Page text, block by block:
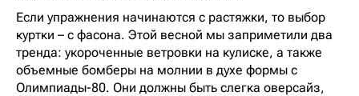
Если упражнения начинаются с растяжки, то выбор
куртки – с фасона. Этой весной мы заприметили два
тренда: укороченные ветровки на кулиске, а также
объемные бомберы на молнии в духе формы с
Олимпиады-80. Они должны быть слегка оверсайз,